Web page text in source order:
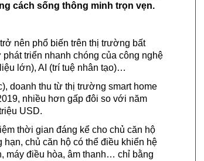
cách sống thông minh trọn vẹn.
nên phổ biến trên thị trường bất
triển nhanh chóng của công nghệ
lớn), AI (trí tuệ nhân tạo)…
doanh thu từ thị trường smart home
nhiều hơn gấp đôi so với năm
USD.
thời gian đáng kể cho chủ căn hộ
chủ căn hộ có thể điều khiển hệ
máy điều hòa, âm thanh… chỉ bằng